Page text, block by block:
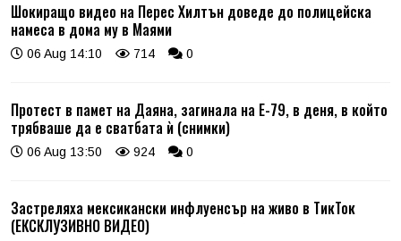
Шокиращо видео на Перес Хилтън доведе до полицейска
намеса в дома му в Маями
06 Aug 14:10 714 0
Протест в памет на Даяна, загинала на Е-79, в деня, в който
трябваше да е сватбата ѝ (снимки)
06 Aug 13:50 924 0
Застреляха мексикански инфлуенсър на живо в ТикТок
(ЕКСКЛУЗИВНО ВИДЕО)